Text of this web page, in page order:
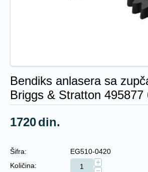
Bendiks anlasera sa
Briggs & Stratton 495877
1720din.
Šifra:
EG510-0420
Količina:
+